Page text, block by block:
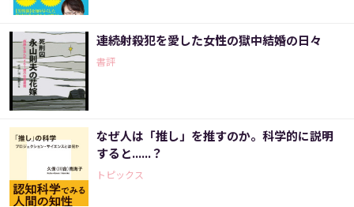
連続射殺犯を愛した女性の獄中結婚の日々
書評
なぜ人は「推し」を推すのか。科学的に説明
すると......？
トピックス